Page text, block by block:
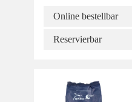
Online bestellbar
Reservierbar